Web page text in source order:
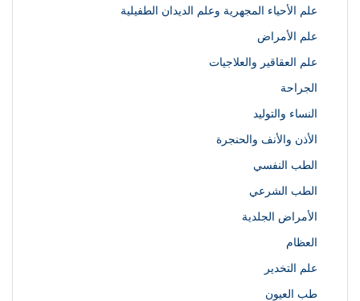
علم الأحياء المجهرية وعلم الديدان الطفيلية
علم الأمراض
علم العقاقير والعلاجيات
الجراحة
النساء والتوليد
الأذن والأنف والحنجرة
الطب النفسي
الطب الشرعي
الأمراض الجلدية
العظام
علم التخدير
طب العيون